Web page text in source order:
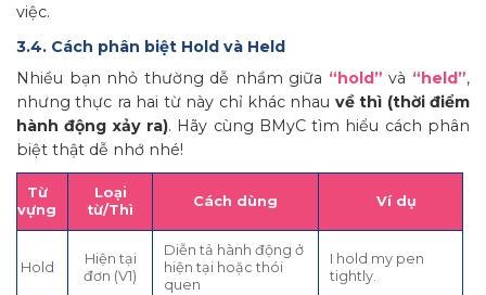
việc.
3.4. Cách phân biệt Hold và Held
Nhiều bạn nhỏ thường dễ nhầm giữa “hold” và “held”,
nhưng thực ra hai từ này chỉ khác nhau về thì (thời điểm
hành động xảy ra). Hãy cùng BMyC tìm hiểu cách phân
biệt thật dễ nhớ nhé!
Từ
vựng
Loại
từ/Thì
Cách dùng Ví dụ
Hold
Hiện tại
đơn (V1)
Diễn tả hành động ở
hiện tại hoặc thói
quen
I hold my pen
tightly.